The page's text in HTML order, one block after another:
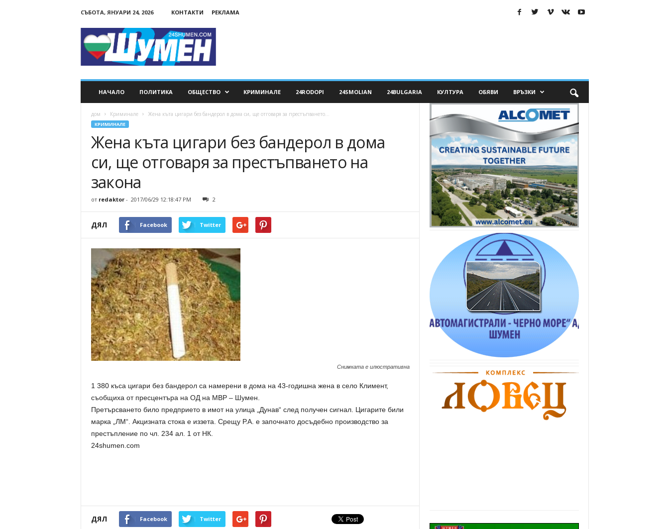
СЪБОТА, ЯНУАРИ 24, 2026 КОНТАКТИ РЕКЛАМА
НАЧАЛО ПОЛИТИКА ОБЩЕСТВО КРИМИНАЛЕ 24RODOPI 24SMOLIAN 24BULGARIA КУЛТУРА ОБЯВИ ВРЪЗКИ
дом Криминале Жена къта цигари без бандерол в дома си, ще отговаря за престъпването...
КРИМИНАЛЕ
Жена къта цигари без бандерол в дома
си, ще отговаря за престъпването на
закона
от redaktor- 2017/06/29 12:18:47 PM 2
ДЯЛ Facebook Twitter
Снимката е илюстративна
1 380 къса цигари без бандерол са намерени в дома на 43-годишна жена в село Климент,
съобщиха от пресцентъра на ОД на МВР – Шумен.
Претърсването било предприето в имот на улица „Дунав“ след получен сигнал. Цигарите били
марка „ЛМ“. Акцизната стока е иззета. Срещу Р.А. е започнато досъдебно производство за
престъпление по чл. 234 ал. 1 от НК.
24shumen.com
ДЯЛ Facebook Twitter